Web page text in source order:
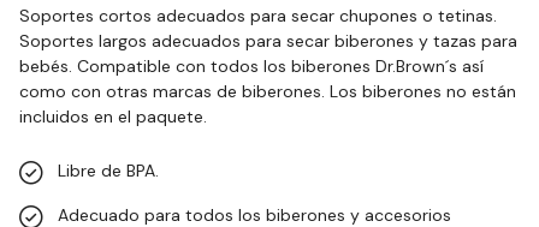
Soportes cortos adecuados para secar chupones o tetinas.
Soportes largos adecuados para secar biberones y tazas para
bebés. Compatible con todos los biberones Dr.Brown´s así
como con otras marcas de biberones. Los biberones no están
incluidos en el paquete.
Libre de BPA.
Adecuado para todos los biberones y accesorios